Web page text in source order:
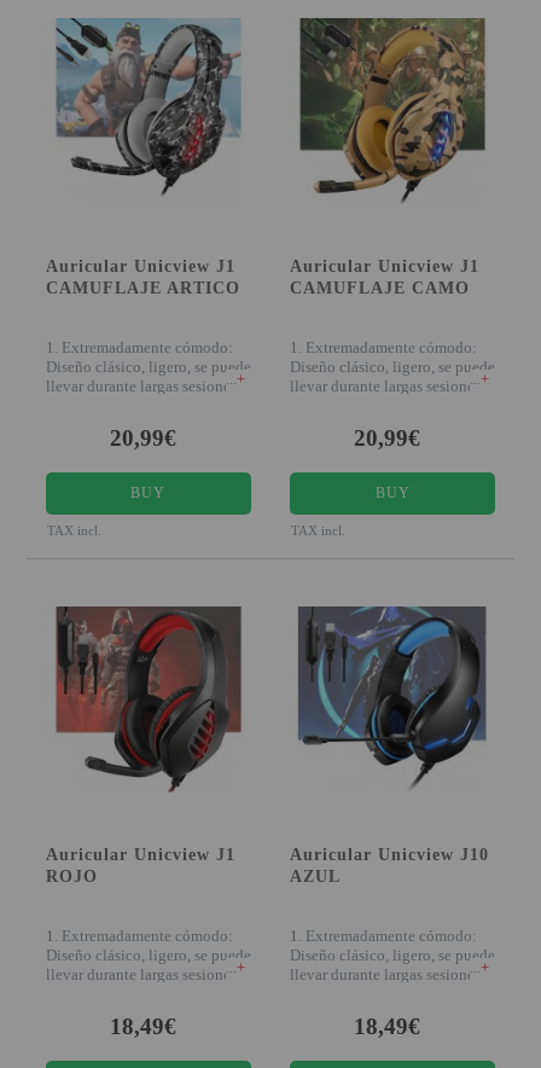
Auricular Unicview J1
CAMUFLAJE ARTICO
1. Extremadamente cómodo:
Diseño clásico, ligero, se puede
llevar durante largas sesiones+
20,99€
BUY
TAX incl.
Auricular Unicview J1
CAMUFLAJE CAMO
1. Extremadamente cómodo:
Diseño clásico, ligero, se puede
llevar durante largas sesiones+
20,99€
BUY
TAX incl.
Auricular Unicview J1
ROJO
1. Extremadamente cómodo:
Diseño clásico, ligero, se puede
llevar durante largas sesiones+
18,49€
Auricular Unicview J10
AZUL
1. Extremadamente cómodo:
Diseño clásico, ligero, se puede
llevar durante largas sesiones+
18,49€